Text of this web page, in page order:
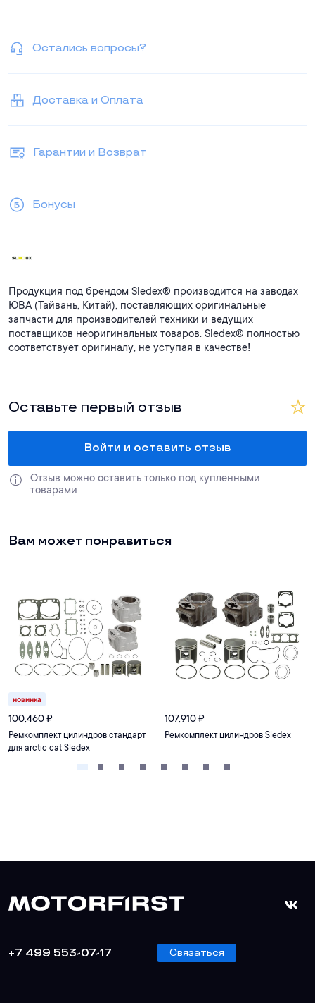
Остались вопросы?
Доставка и Оплата
Гарантии и Возврат
Бонусы
Продукция под брендом Sledex® производится на заводах
ЮВА (Тайвань, Китай), поставляющих оригинальные
запчасти для производителей техники и ведущих
поставщиков неоригинальных товаров. Sledex® полностью
соответствует оригиналу, не уступая в качестве!
Оставьте первый отзыв
Войти и оставить отзыв
Отзыв можно оставить только под купленными
товарами
Вам может понравиться
новинка
100,460₽
Ремкомплект цилиндров стандарт
для arctic cat Sledex
107,910₽
Ремкомплект цилиндров Sledex
+7 499 553-07-17 Связаться